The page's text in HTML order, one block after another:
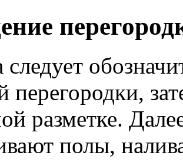
следует
перегородки,
разметке.
полы,